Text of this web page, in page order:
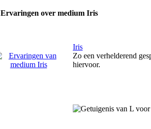
Ervaringen over medium Iris
Iris
Zo een verhelderend
hiervoor.